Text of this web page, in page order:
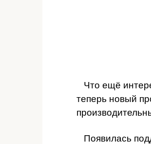
Что ещё
теперь новый
Появилась